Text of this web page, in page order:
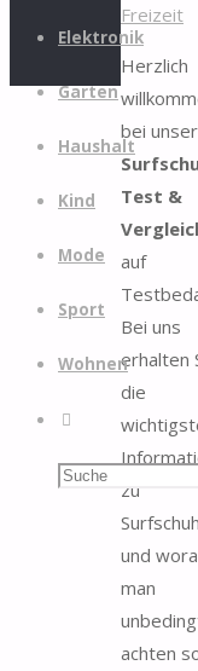
Elektronik
Garten
Haushalt
Kind
Mode
Sport
Wohnen
Suche
Suchen
Freizeit
Herzlich
bei
Test &
auf
Bei uns
erhalten
die
zu
und
man
achten